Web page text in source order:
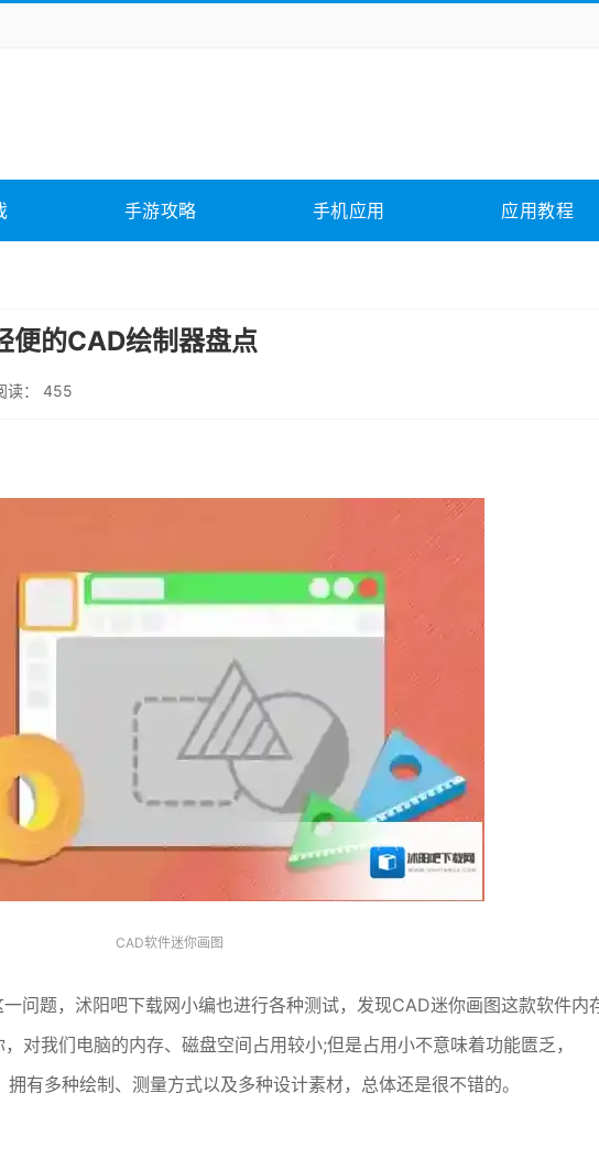
安全相关 应用软件 影音软件 插件下载
综合其它
手游攻略 手机应用 应用教程
便的CAD绘制器盘点
读： 455
CAD软件迷你画图
问题，沭阳吧下载网小编也进行各种测试，发现CAD迷你画图这款软件内
对我们电脑的内存、磁盘空间占用较小;但是占用小不意味着功能匮乏，
有多种绘制、测量方式以及多种设计素材，总体还是很不错的。